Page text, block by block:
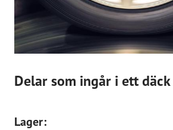
Delar som ingår i ett däck
Lager: